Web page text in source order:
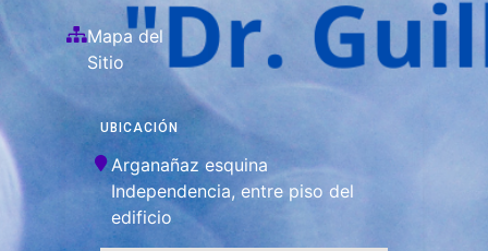
Mapa del
Sitio
UBICACIÓN
Arganañaz esquina
Independencia, entre piso del
edificio